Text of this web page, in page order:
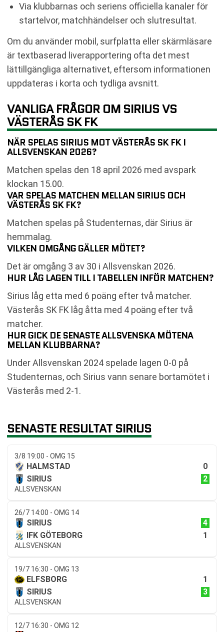
Via klubbarnas och seriens officiella kanaler för
startelvor, matchhändelser och slutresultat.
Om du använder mobil, surfplatta eller skärmläsare
är textbaserad liverapportering ofta det mest
lättillgängliga alternativet, eftersom informationen
uppdateras i korta och tydliga avsnitt.
VANLIGA FRÅGOR OM SIRIUS VS
VÄSTERÅS SK FK
NÄR SPELAS SIRIUS MOT VÄSTERÅS SK FK I
ALLSVENSKAN 2026?
Matchen spelas den 18 april 2026 med avspark
klockan 15.00.
VAR SPELAS MATCHEN MELLAN SIRIUS OCH
VÄSTERÅS SK FK?
Matchen spelas på Studenternas, där Sirius är
hemmalag.
VILKEN OMGÅNG GÄLLER MÖTET?
Det är omgång 3 av 30 i Allsvenskan 2026.
HUR LÅG LAGEN TILL I TABELLEN INFÖR MATCHEN?
Sirius låg etta med 6 poäng efter två matcher.
Västerås SK FK låg åtta med 4 poäng efter två
matcher.
HUR GICK DE SENASTE ALLSVENSKA MÖTENA
MELLAN KLUBBARNA?
Under Allsvenskan 2024 spelade lagen 0-0 på
Studenternas, och Sirius vann senare bortamötet i
Västerås med 2-1.
SENASTE RESULTAT SIRIUS
3/8 19:00 - OMG 15
HALMSTAD
0
SIRIUS
2
ALLSVENSKAN
26/7 14:00 - OMG 14
SIRIUS
4
IFK GÖTEBORG
1
ALLSVENSKAN
19/7 16:30 - OMG 13
ELFSBORG
1
SIRIUS
3
ALLSVENSKAN
12/7 16:30 - OMG 12